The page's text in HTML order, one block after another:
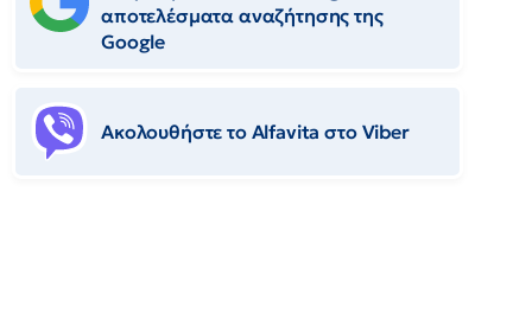
αποτελέσματα αναζήτησης της
Google
Ακολουθήστε το Αlfavita στο Viber